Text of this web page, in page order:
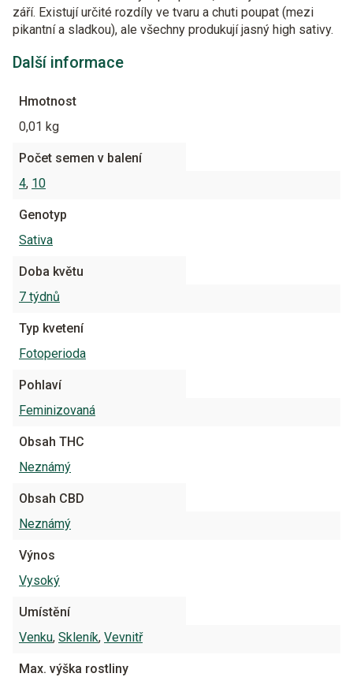
září. Existují určité rozdíly ve tvaru a chuti poupat (mezi
pikantní a sladkou), ale všechny produkují jasný high sativy.
Další informace
Hmotnost
0,01 kg
Počet semen v balení
4, 10
Genotyp
Sativa
Doba květu
7 týdnů
Typ kvetení
Fotoperioda
Pohlaví
Feminizovaná
Obsah THC
Neznámý
Obsah CBD
Neznámý
Výnos
Vysoký
Umístění
Venku, Skleník, Vevnitř
Max. výška rostliny